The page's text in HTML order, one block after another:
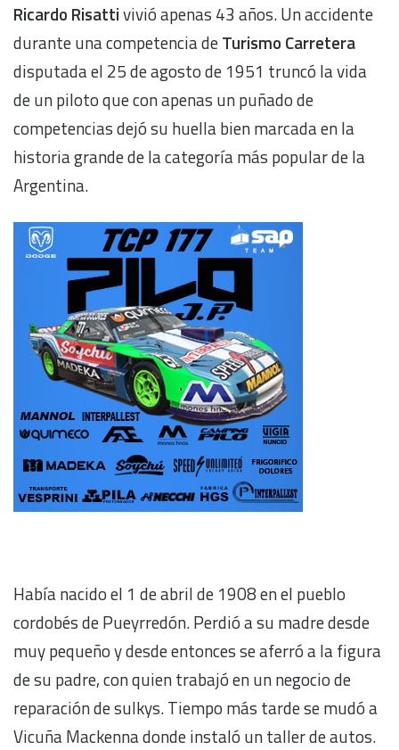
Ricardo Risattivivió apenas 43 años. Un accidente
durante una competencia deTurismo Carretera
disputada el 25 de agosto de 1951 truncó la vida
de un piloto que con apenas un puñado de
competencias dejó su huella bien marcada en la
historia grande de la categoría más popular de la
Argentina.
Había nacido el 1 de abril de 1908 en el pueblo
cordobés de Pueyrredón. Perdió a su madre desde
muy pequeño y desde entonces se aferró a la figura
de su padre, con quien trabajó en un negocio de
reparación de sulkys. Tiempo más tarde se mudó a
Vicuña Mackenna donde instaló un taller de autos.